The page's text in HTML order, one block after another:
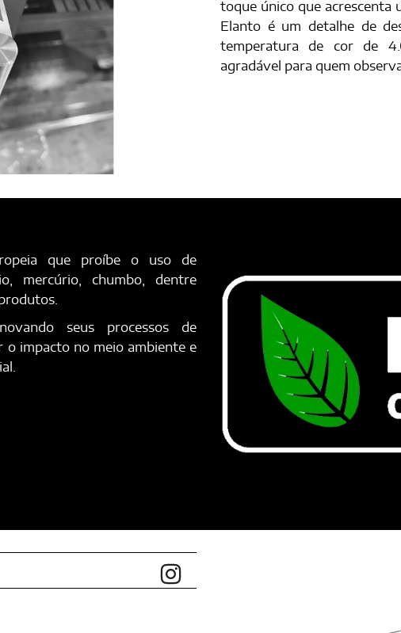
toque único que acrescenta
Elanto é um detalhe de
temperatura de cor de
agradável para quem
que proíbe o uso de
mercúrio, chumbo, dentre
seus processos de
o impacto no meio ambiente e